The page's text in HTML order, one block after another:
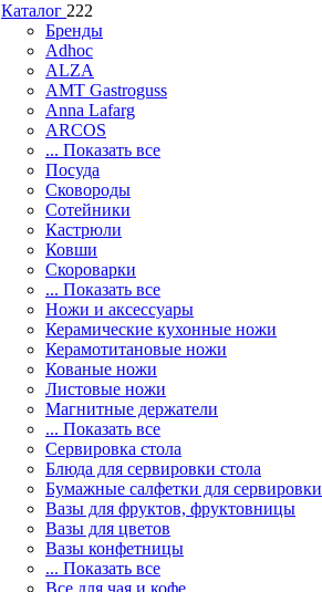
Каталог 222
Бренды
Adhoc
ALZA
AMT Gastroguss
Anna Lafarg
ARCOS
... Показать все
Посуда
Сковороды
Сотейники
Кастрюли
Ковши
Скороварки
... Показать все
Ножи и аксессуары
Керамические кухонные ножи
Керамотитановые ножи
Кованые ножи
Листовые ножи
Магнитные держатели
... Показать все
Сервировка стола
Блюда для сервировки стола
Бумажные салфетки для сервировки
Вазы для фруктов, фруктовницы
Вазы для цветов
Вазы конфетницы
... Показать все
Все для чая и кофе